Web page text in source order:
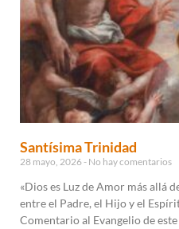
Santísima Trinidad
28 mayo, 2026 No hay comentarios
«Dios es Luz de Amor más allá
entre el Padre, el Hijo y el
Comentario al Evangelio de